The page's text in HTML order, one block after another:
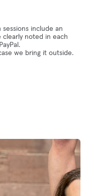
include an
clearly noted in each
we bring it outside.